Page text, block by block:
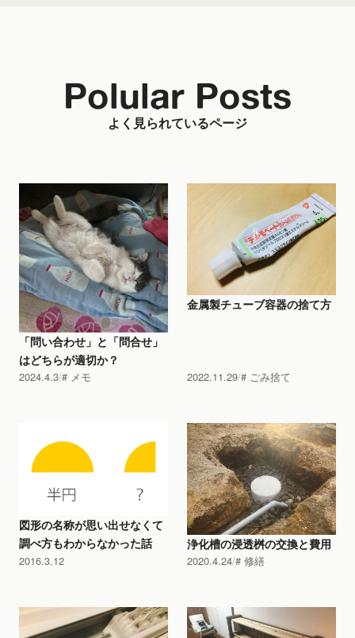
よく見られているページ
Polular Posts
「問い合わせ」と「問合せ」
はどちらが適切か？
2024.4.3 メモ
金属製チューブ容器の捨て方
2022.11.29 ごみ捨て
図形の名称が思い出せなくて
調べ方もわからなかった話
2016.3.12
浄化槽の浸透桝の交換と費用
2020.4.24 修繕